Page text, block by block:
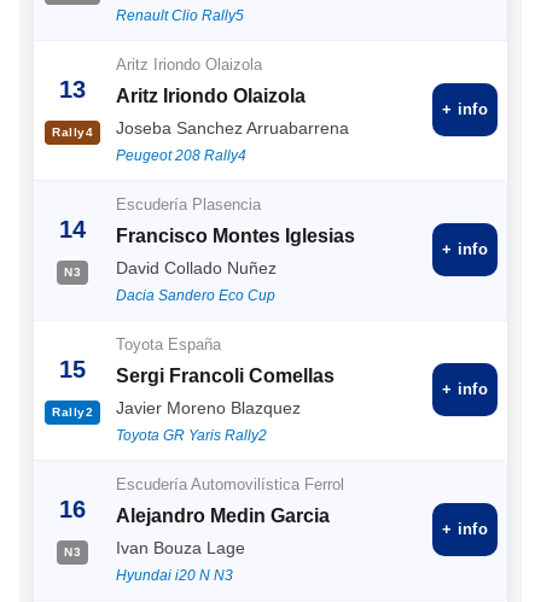
Renault Clio Rally5
13
Rally4
Aritz Iriondo Olaizola
Aritz Iriondo Olaizola
Joseba Sanchez Arruabarrena
Peugeot 208 Rally4
+ info
14
N3
Escudería Plasencia
Francisco Montes Iglesias
David Collado Nuñez
Dacia Sandero Eco Cup
+ info
15
Rally2
Toyota España
Sergi Francoli Comellas
Javier Moreno Blazquez
Toyota GR Yaris Rally2
+ info
16
N3
Escudería Automovilística Ferrol
Alejandro Medin Garcia
Ivan Bouza Lage
Hyundai i20 N N3
+ info